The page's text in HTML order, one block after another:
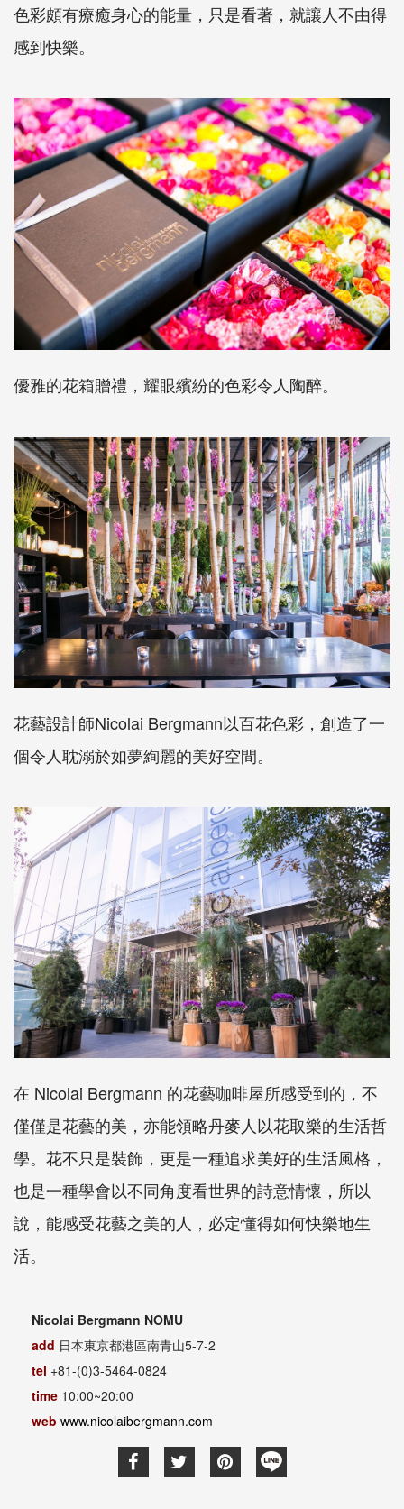
色彩頗有療癒身心的能量，只是看著，就讓人不由得
感到快樂。
優雅的花箱贈禮，耀眼繽紛的色彩令人陶醉。
花藝設計師Nicolai Bergmann以百花色彩，創造了一
個令人耽溺於如夢絢麗的美好空間。
在 Nicolai Bergmann 的花藝咖啡屋所感受到的，不
僅僅是花藝的美，亦能領略丹麥人以花取樂的生活哲
學。花不只是裝飾，更是一種追求美好的生活風格，
也是一種學會以不同角度看世界的詩意情懷，所以
說，能感受花藝之美的人，必定懂得如何快樂地生
活。
Nicolai Bergmann NOMU
add 日本東京都港區南青山5-7-2
tel +81-(0)3-5464-0824
time 10:00~20:00
web www.nicolaibergmann.com